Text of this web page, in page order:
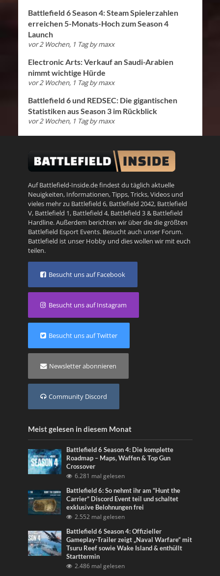
Battlefield 6 Season 4: Steam Spielerzahlen
erreichen 5-Monats-Hoch zum Season 4
Launch
vor 2 Wochen, 1 Tag bymaxx
Electronic Arts: Verkauf an Saudi-Arabien
nimmt wichtige Hürde
vor 2 Wochen, 1 Tag bymaxx
Battlefield 6 und REDSEC: Die gigantischen
Statistiken aus Season 3 im Rückblick
vor 2 Wochen, 1 Tag bymaxx
Auf Battlefield-Inside.de findest du täglich aktuelle
Neuigkeiten, Informationen, Tipps, Tricks, Videos und
vieles mehr zu Battlefield 6, Battlefield 2042, Battlefield
V, Battlefield 1, Battlefield 4, Battlefield 3& Battlefield
Hardline. Außerdem berichten wir über die die größten
Battlefield Esport Events. Besucht auch unser Forum.
Battlefield ist unser Hobby und dies wollen wir mit euch
teilen.
Besucht uns auf Facebook
Besucht uns auf Instagram
Besucht uns auf Twitter
Newsletter abonnieren
Community Discord
Meist gelesen in diesem Monat
Battlefield 6 Season 4: Die komplette
Roadmap – Maps, Waffen & Top Gun
Crossover
6.281 mal gelesen
Battlefield 6: So nehmt ihr am “Hunt the
Carrier” Discord Event teil und schaltet
exklusive Belohnungen frei
2.552 mal gelesen
Battlefield 6 Season 4: Offizieller
Gameplay-Trailer zeigt „Naval Warfare“ mit
Tsuru Reef sowie Wake Island & enthüllt
Starttermin
2.486 mal gelesen